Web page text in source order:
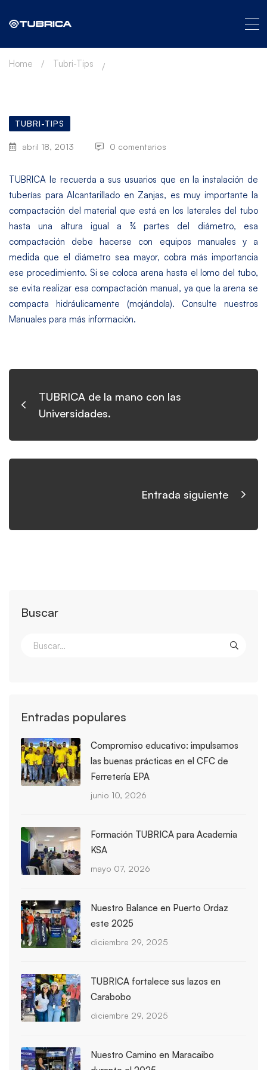
Home Tubri-Tips
TUBRI-TIPS
abril 18, 2013 0 comentarios
TUBRICA le recuerda a sus usuarios que en la instalación de
tuberías para Alcantarillado en Zanjas, es muy importante la
compactación del material que está en los laterales del tubo
hasta una altura igual a ¾ partes del diámetro, esa
compactación debe hacerse con equipos manuales y a
medida que el diámetro sea mayor, cobra más importancia
ese procedimiento. Si se coloca arena hasta el lomo del tubo,
se evita realizar esa compactación manual, ya que la arena se
compacta hidráulicamente (mojándola). Consulte nuestros
Manuales para más información.
TUBRICA de la mano con las
Universidades.
Entrada siguiente
Buscar
Entradas populares
Compromiso educativo: impulsamos
las buenas prácticas en el CFC de
Ferretería EPA
junio 10, 2026
Formación TUBRICA para Academia
KSA
mayo 07, 2026
Nuestro Balance en Puerto Ordaz
este 2025
diciembre 29, 2025
TUBRICA fortalece sus lazos en
Carabobo
diciembre 29, 2025
Nuestro Camino en Maracaibo